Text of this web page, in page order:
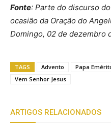
Fonte: Parte do discurso
ocasião da Oração do
Domingo, 02 de dezembro
TAGS Advento Papa
Vem Senhor Jesus
ARTIGOS RELACIONADOS